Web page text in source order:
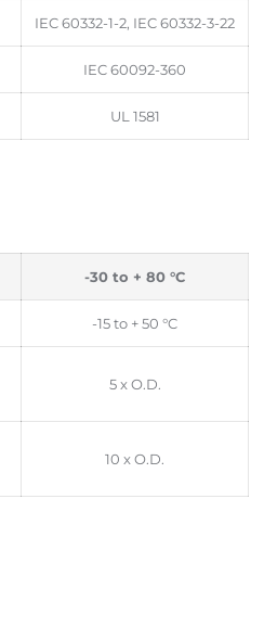
IEC 60332-1-2, IEC 60332-3-22
IEC 60092-360
UL 1581
-30 to + 80 °C
-15 to + 50 °C
5 x O.D.
10 x O.D.